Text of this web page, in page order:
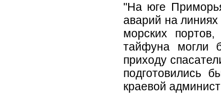
"На юге
аварий на
морских
тайфуна могли
приходу
подготовились
краевой